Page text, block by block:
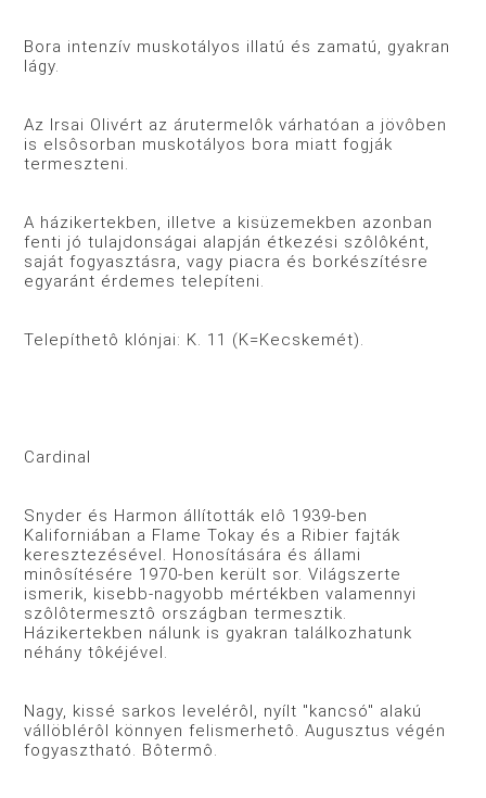
Bora intenzív muskotályos illatú és zamatú, gyakran
lágy.
Az Irsai Olivért az árutermelôk várhatóan a jövôben
is elsôsorban muskotályos bora miatt fogják
termeszteni.
A házikertekben, illetve a kisüzemekben azonban
fenti jó tulajdonságai alapján étkezési szôlôként,
saját fogyasztásra, vagy piacra és borkészítésre
egyaránt érdemes telepíteni.
Telepíthetô klónjai: K. 11 (K=Kecskemét).
Cardinal
Snyder és Harmon állították elô 1939-ben
Kaliforniában a Flame Tokay és a Ribier fajták
keresztezésével. Honosítására és állami
minôsítésére 1970-ben került sor. Világszerte
ismerik, kisebb-nagyobb mértékben valamennyi
szôlôtermesztô országban termesztik.
Házikertekben nálunk is gyakran találkozhatunk
néhány tôkéjével.
Nagy, kissé sarkos levelérôl, nyílt "kancsó" alakú
vállöblérôl könnyen felismerhetô. Augusztus végén
fogyasztható. Bôtermô.